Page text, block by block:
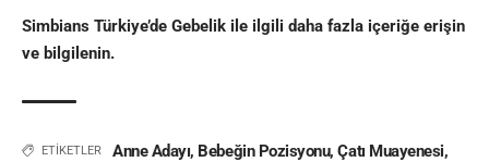
Simbians Türkiye’de Gebelik ile ilgili daha fazla içeriğe erişin
ve bilgilenin.
ETİKETLER Anne Adayı, Bebeğin Pozisyonu,Çatı Muayenesi,